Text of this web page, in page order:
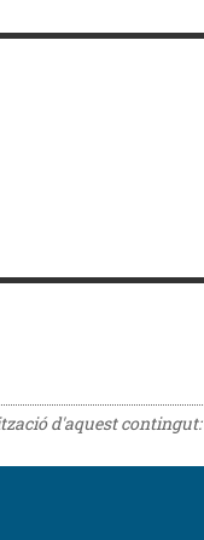
d'aquest contingut: